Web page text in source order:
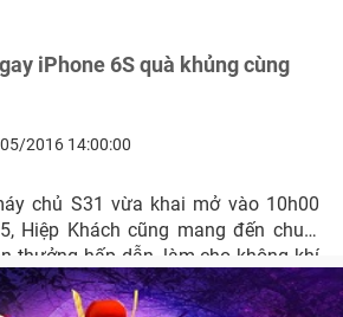
iPhone 6S quà khủng cùng
2016 14:00:00
chủ S31 vừa khai mở vào 10h00
Hiệp Khách cũng mang đến chuỗi
thưởng hấp dẫn, làm cho không khí
hơn.